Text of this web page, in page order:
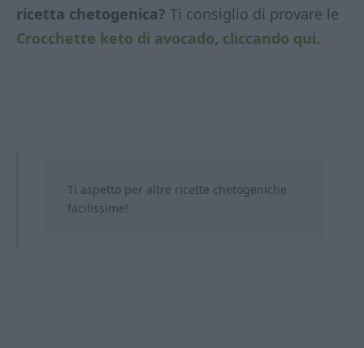
ricetta chetogenica? Ti consiglio di provare le
Crocchette keto di avocado, cliccando qui.
Ti aspetto per altre ricette chetogeniche
facilissime!